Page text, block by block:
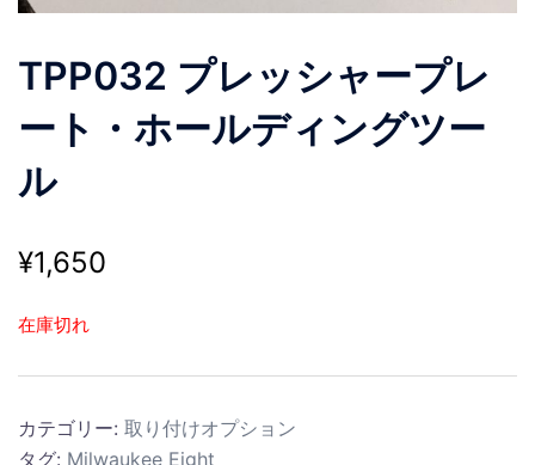
TPP032 プレッシャープレ
ート・ホールディングツー
ル
¥1,650
在庫切れ
カテゴリー: 取り付けオプション
タグ: Milwaukee Eight